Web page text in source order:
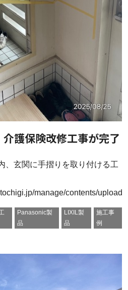
護保険改修工事が完了
、玄関に手摺りを取り付ける工
manage/contents/upload/
Panasonic製
品
LIXIL製
品
施工事
例